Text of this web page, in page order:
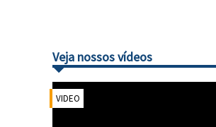
Veja nossos vídeos
VIDEO